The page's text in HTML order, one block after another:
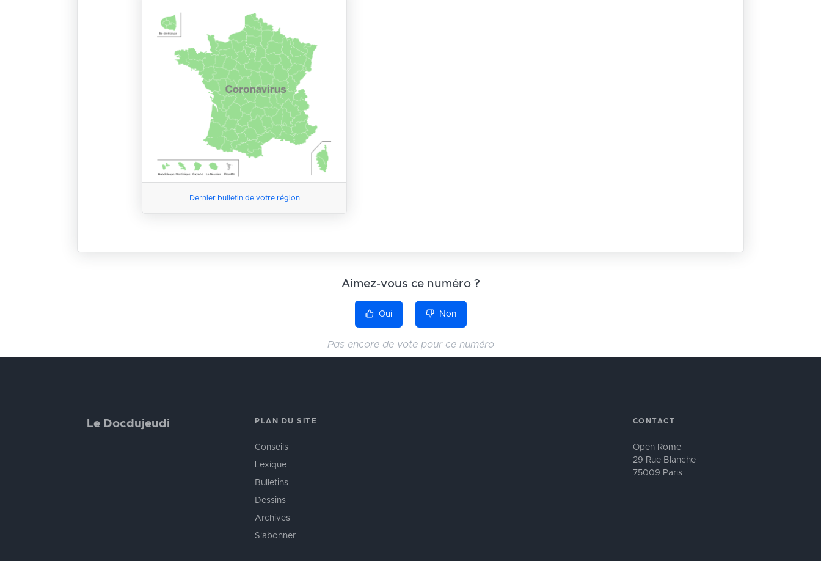
Dernier bulletin de votre région
Aimez-vous ce numéro ?
Oui Non
Pas encore de vote pour ce numéro
Le Docdujeudi PLAN DU SITE
Conseils
Lexique
Bulletins
Dessins
Archives
S'abonner
CONTACT
Open Rome
29 Rue Blanche
75009 Paris